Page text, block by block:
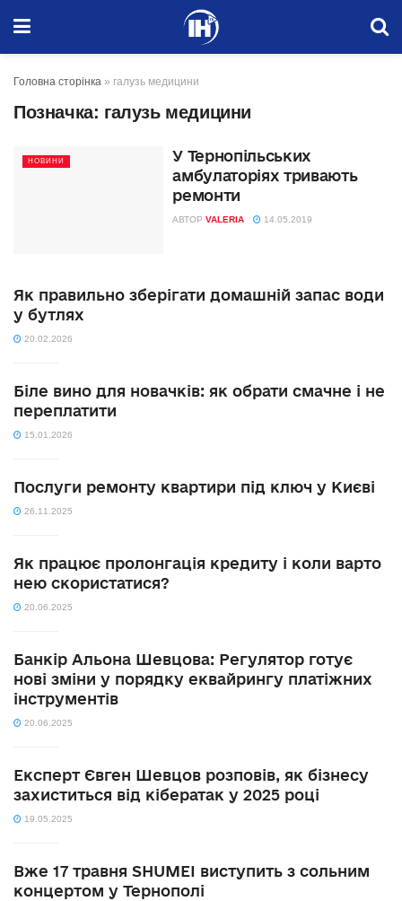
Головна сторінка » галузь медицини
Позначка: галузь медицини
НОВИНИ
У Тернопільських
амбулаторіях тривають
ремонти
АВТОР VALERIA 14.05.2019
Як правильно зберігати домашній запас води
у бутлях
20.02.2026
Біле вино для новачків: як обрати смачне і не
переплатити
15.01.2026
Послуги ремонту квартири під ключ у Києві
26.11.2025
Як працює пролонгація кредиту і коли варто
нею скористатися?
20.06.2025
Банкір Альона Шевцова: Регулятор готує
нові зміни у порядку еквайрингу платіжних
інструментів
20.06.2025
Експерт Євген Шевцов розповів, як бізнесу
захиститься від кібератак у 2025 році
19.05.2025
Вже 17 травня SHUMEI виступить з сольним
концертом у Тернополі